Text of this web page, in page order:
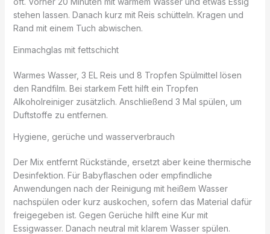
stehen lassen. Danach kurz mit Reis schütteln. Kragen und
Rand mit einem Tuch abwischen.
Einmachglas mit fettschicht
Warmes Wasser, 3 EL Reis und 8 Tropfen Spülmittel lösen
den Randfilm. Bei starkem Fett hilft ein Tropfen
Alkoholreiniger zusätzlich. Anschließend 3 Mal spülen, um
Duftstoffe zu entfernen.
Hygiene, gerüche und wasserverbrauch
Der Mix entfernt Rückstände, ersetzt aber keine thermische
Desinfektion. Für Babyflaschen oder empfindliche
Anwendungen nach der Reinigung mit heißem Wasser
nachspülen oder kurz auskochen, sofern das Material dafür
freigegeben ist. Gegen Gerüche hilft eine Kur mit
Essigwasser. Danach neutral mit klarem Wasser spülen.